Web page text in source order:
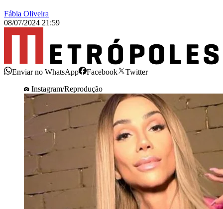
Fábia Oliveira
08/07/2024 21:59
Enviar no WhatsApp Facebook
Twitter
Instagram/Reprodução